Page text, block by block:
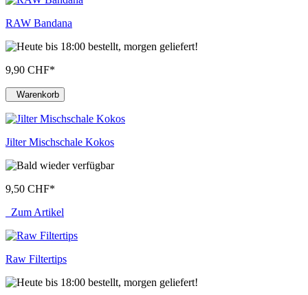
RAW Bandana
9,90 CHF*
Warenkorb
Jilter Mischschale Kokos
9,50 CHF*
Zum Artikel
Raw Filtertips